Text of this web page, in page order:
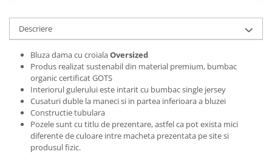
Bluze X-mas
Hanorace Unisex
Body-uri
Descriere
Bluza dama cu croialaOversized
Produs realizat sustenabil din material premium, bumbac
organic certificat GOTS
Interiorul gulerului este intarit cu bumbac single jersey
Cusaturi duble la maneci si in partea inferioara a bluzei
Constructie tubulara
Pozele sunt cu titlu de prezentare, astfel ca pot exista mici
diferente de culoare intre macheta prezentata pe site si
produsul fizic.